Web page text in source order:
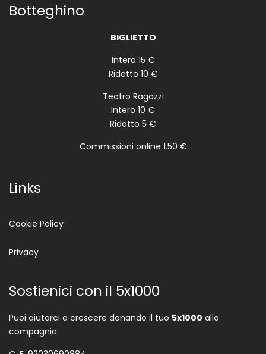
Botteghino
BIGLIETTO
Intero 15 €
Ridotto 10 €
Teatro Ragazzi
Intero 10 €
Ridotto 5 €
Commissioni online 1.50 €
Links
Cookie Policy
Privacy
Sostienici con il 5x1000
Puoi aiutarci a crescere donando il tuo 5x1000 alla
compagnia: